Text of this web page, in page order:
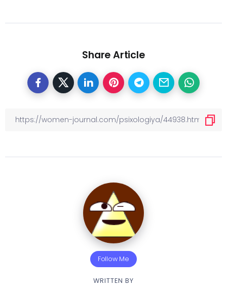
Share Article
Follow Me
WRITTEN BY